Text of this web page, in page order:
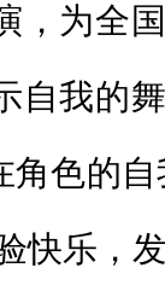
，为全
自我的
色的
快乐，